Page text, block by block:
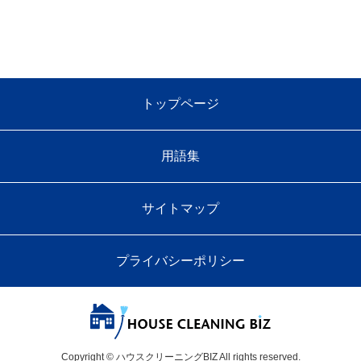
トップページ
用語集
サイトマップ
プライバシーポリシー
Copyright © ハウスクリーニングBIZ All rights reserved.